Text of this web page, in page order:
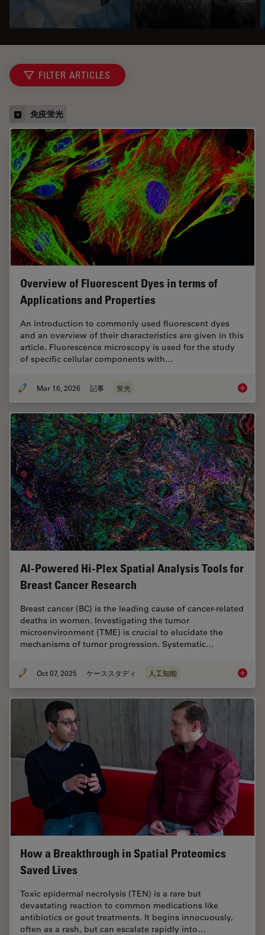
FILTER ARTICLES
免疫蛍光
Overview of Fluorescent Dyes in terms of
Applications and Properties
An introduction to commonly used fluorescent dyes
and an overview of their characteristics are given in this
article. Fluorescence microscopy is used for the study
of specific cellular components with…
Mar 16, 2026 記事 蛍光
AI-Powered Hi-Plex Spatial Analysis Tools for
Breast Cancer Research
Breast cancer (BC) is the leading cause of cancer-related
deaths in women. Investigating the tumor
microenvironment (TME) is crucial to elucidate the
mechanisms of tumor progression. Systematic…
Oct 07, 2025 ケーススタディ 人工知能 AI-
How a Breakthrough in Spatial Proteomics
Saved Lives
Toxic epidermal necrolysis (TEN) is a rare but
devastating reaction to common medications like
antibiotics or gout treatments. It begins innocuously,
often as a rash, but can escalate rapidly into…